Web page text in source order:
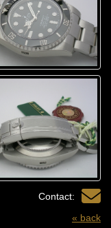
Contact:
« back